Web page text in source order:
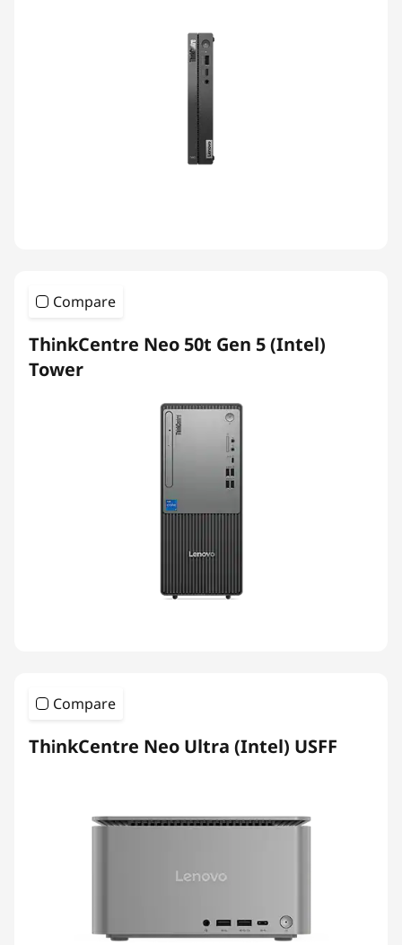
Compare
ThinkCentre Neo 50t Gen 5 (Intel)
Tower
Compare
ThinkCentre Neo Ultra (Intel) USFF